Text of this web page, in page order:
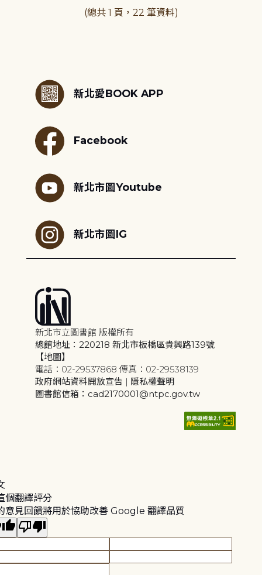
(總共 1 頁，22 筆資料)
新北愛BOOK APP
Facebook
新北市圖Youtube
新北市圖IG
新北市立圖書館 版權所有
總館地址：220218 新北市板橋區貴興路139號
【地圖】
電話：02-29537868 傳真：02-29538139
政府網站資料開放宣告 | 隱私權聲明
圖書館信箱：cad2170001@ntpc.gov.tw
個翻譯評分
意見回饋將用於協助改善 Google 翻譯品質